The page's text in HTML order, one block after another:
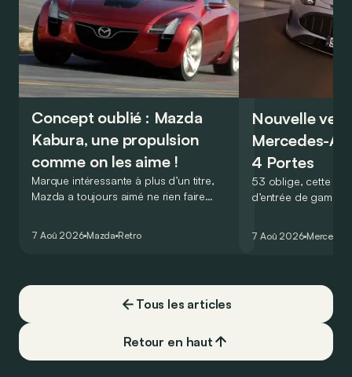
Concept oublié : Mazda
Kabura, une propulsion
comme on les aime !
Marque intéressante à plus d’un titre,
Mazda a toujours aimé ne rien faire
de la plus belle des manières…
7 Aoû 2026 Mazda Retro
Nouvelle
Mercedes-
4 Portes
53 oblige, cette
d’entrée de
moins…
7 Aoû 2026 Mercedes
Tous les articles
Retour en haut